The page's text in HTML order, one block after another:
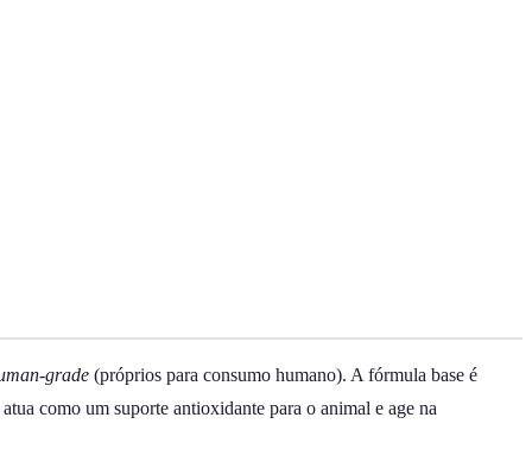
grade (próprios para consumo humano). A fórmula base é
como um suporte antioxidante para o animal e age na